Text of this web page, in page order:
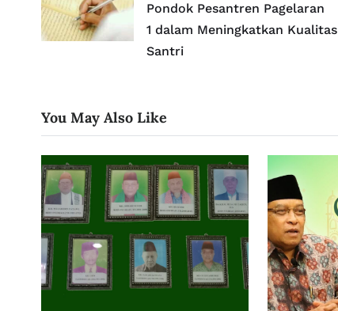
Pondok Pesantren Pagelaran
1 dalam Meningkatkan Kualitas
Santri
You May Also Like